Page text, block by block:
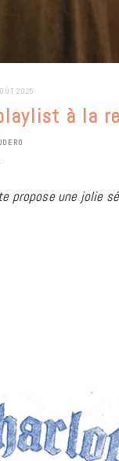
2025
à la
propose une jolie